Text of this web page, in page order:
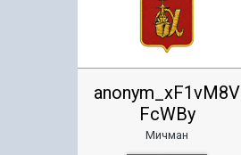
anonym_xF1vM8V
FcWBy
Мичман